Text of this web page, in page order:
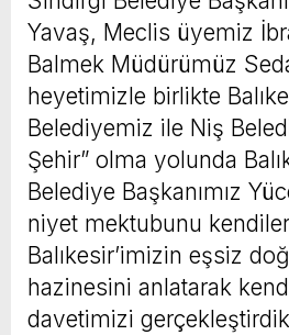
Yavaş, Meclis üyemiz
Balmek Müdürümüz
heyetimizle birlikte
Belediyemiz ile Niş
Şehir” olma yolunda
Belediye Başkanımız
niyet mektubunu
Balıkesir’imizin eşsiz
hazinesini anlatarak
davetimizi